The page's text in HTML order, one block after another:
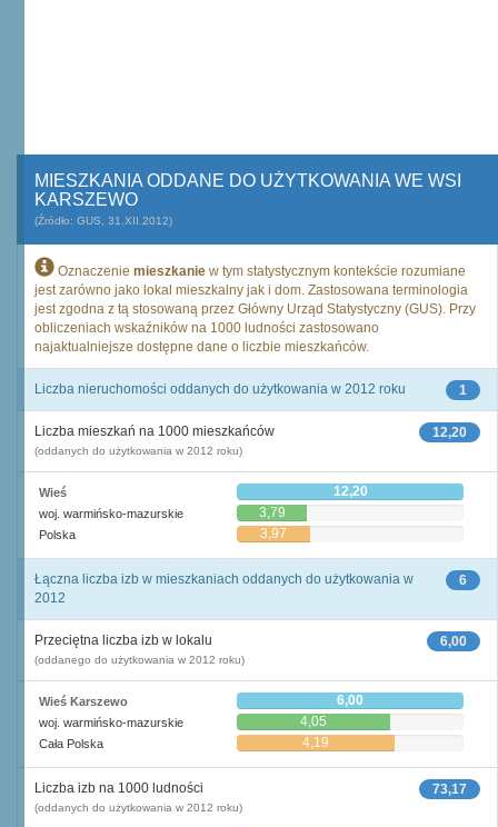
MIESZKANIA ODDANE DO UŻYTKOWANIA WE WSI
KARSZEWO
(Źródło: GUS, 31.XII.2012)
Oznaczenie mieszkanie w tym statystycznym kontekście rozumiane
jest zarówno jako lokal mieszkalny jak i dom. Zastosowana terminologia
jest zgodna z tą stosowaną przez Główny Urząd Statystyczny (GUS). Przy
obliczeniach wskaźników na 1000 ludności zastosowano
najaktualniejsze dostępne dane o liczbie mieszkańców.
1
Liczba nieruchomości oddanych do użytkowania w 2012 roku
12,20
Liczba mieszkań na 1000 mieszkańców
(oddanych do użytkowania w 2012 roku)
Wieś 12,20
woj. warmińsko-mazurskie 3,79
Polska 3,97
6
Łączna liczba izb w mieszkaniach oddanych do użytkowania w
2012
6,00
Przeciętna liczba izb w lokalu
(oddanego do użytkowania w 2012 roku)
Wieś Karszewo 6,00
woj. warmińsko-mazurskie 4,05
Cała Polska 4,19
73,17
Liczba izb na 1000 ludności
(oddanych do użytkowania w 2012 roku)